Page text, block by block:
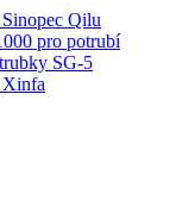
Qilu
pro potrubí
SG-5
Xinfa